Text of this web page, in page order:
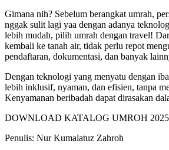
Gimana nih? Sebelum berangkat umrah,
nggak sulit lagi yaa dengan adanya
lebih mudah, pilih umrah dengan travel!
kembali ke tanah air, tidak perlu repot
pendaftaran, dokumentasi, dan banyak
Dengan teknologi yang menyatu dengan
lebih inklusif, nyaman, dan efisien, tanpa
Kenyamanan beribadah dapat dirasakan
DOWNLOAD KATALOG UMROH
Penulis: Nur Kumalatuz Zahroh